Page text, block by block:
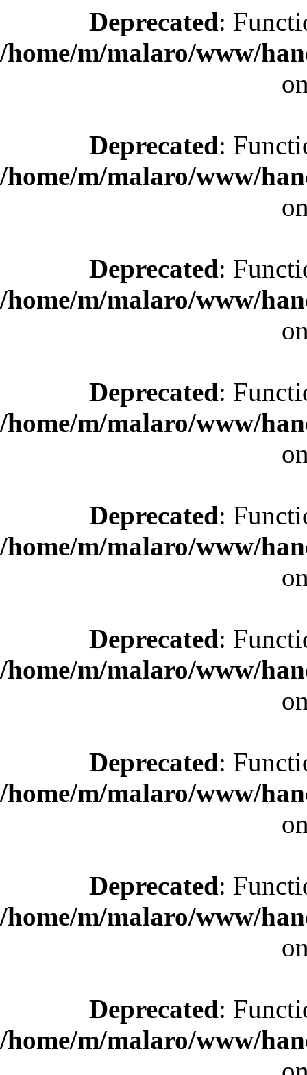
Deprecated:
/home/m/malaro/www/
Deprecated:
/home/m/malaro/www/
Deprecated:
/home/m/malaro/www/
Deprecated:
/home/m/malaro/www/
Deprecated:
/home/m/malaro/www/
Deprecated:
/home/m/malaro/www/
Deprecated:
/home/m/malaro/www/
Deprecated:
/home/m/malaro/www/
Deprecated:
/home/m/malaro/www/